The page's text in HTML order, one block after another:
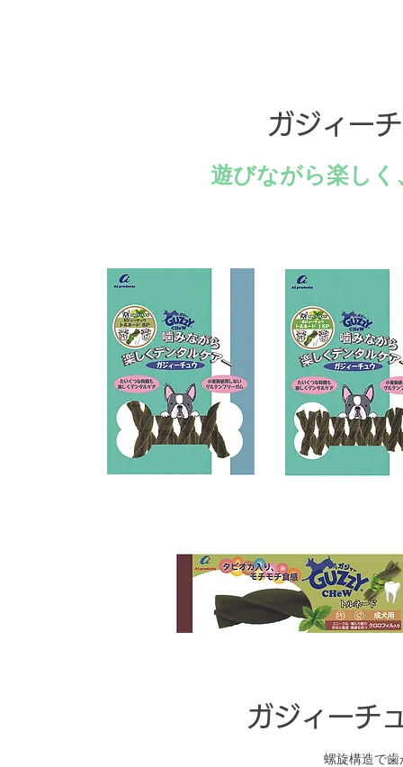
ガジィー
遊びながら楽し
ガジィーチ
螺旋構造で